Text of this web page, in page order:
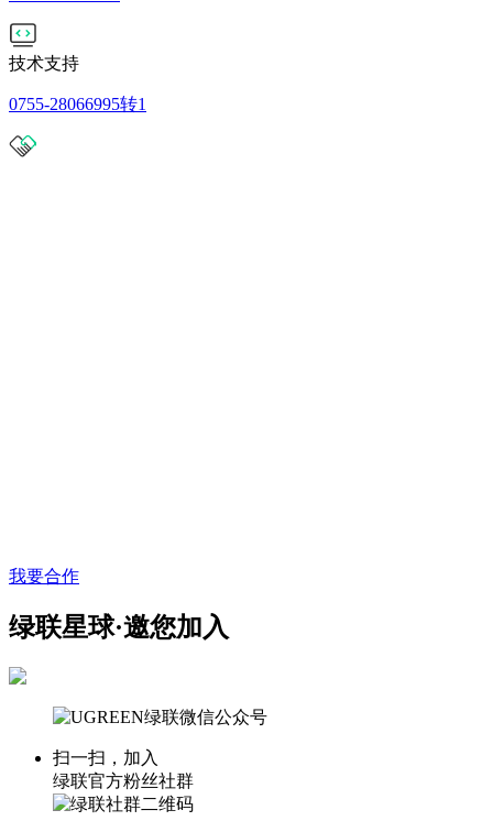
技术支持
0755-28066995转1
我要合作
绿联星球·邀您加入
扫一扫，加入
绿联官方粉丝社群